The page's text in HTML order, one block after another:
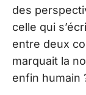
des
celle qui
entre deux
marquait la
enfin humain